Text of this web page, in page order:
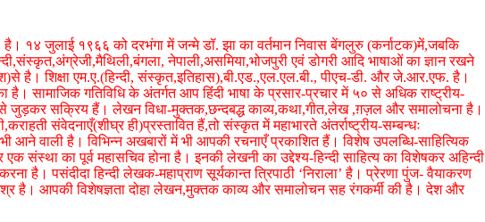
है। १४ जुलाई १९६६ को दरभंगा में जन्मे डॉ. झा का वर्तमान निवास बेंगलुरु (कर्नाटक)में,जबकि
नेपाली,असमिया,भोजपुरी एवं डोगरी आदि भाषाओं का ज्ञान रखने
है। शिक्षा एम.ए.(हिन्दी, संस्कृत,इतिहास),बी.एड.,एल.एल.बी., पीएच-डी. और जे.आर.एफ. है।
सामाजिक गतिविधि के अंतर्गत आप हिंंदी भाषा के प्रसार-प्रचार में ५० से अधिक राष्ट्रीय-
से जुड़कर सक्रिय हैं। लेखन विधा-मुक्तक,छन्दबद्ध काव्य,कथा,गीत,लेख ,ग़ज़ल और समालोचना है।
संवेदनाएँ(शीघ्र ही)प्रस्तावित हैं,तो संस्कृत में महाभारते अंतर्राष्ट्रीय-सम्बन्धः
आने वाली है। विभिन्न अखबारों में भी आपकी रचनाएँ प्रकाशित हैं। विशेष उपलब्धि-साहित्यिक
का पूर्व महासचिव होना है। इनकी लेखनी का उद्देश्य-हिन्दी साहित्य का विशेषकर अहिन्दी
है। पसंदीदा हिन्दी लेखक-महाप्राण सूर्यकान्त त्रिपाठी ‘निराला’ है। प्रेरणा पुंज- वैयाकरण
है। आपकी विशेषज्ञता दोहा लेखन,मुक्तक काव्य और समालोचन सह रंगकर्मी की है। देश और